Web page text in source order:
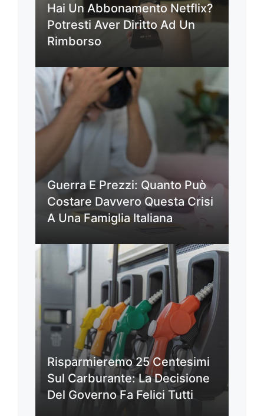
Hai Un Abbonamento Netflix?
Potresti Aver Diritto Ad Un
Rimborso
Guerra E Prezzi: Quanto Può
Costare Davvero Questa Crisi
A Una Famiglia Italiana
Risparmieremo 25 Centesimi
Sul Carburante: La Decisione
Del Governo Fa Felici Tutti